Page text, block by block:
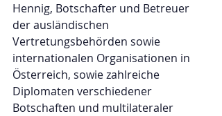
Hennig, Botschafter und Betreuer
der ausländischen
Vertretungsbehörden sowie
internationalen Organisationen in
Österreich, sowie zahlreiche
Diplomaten verschiedener
Botschaften und multilateraler